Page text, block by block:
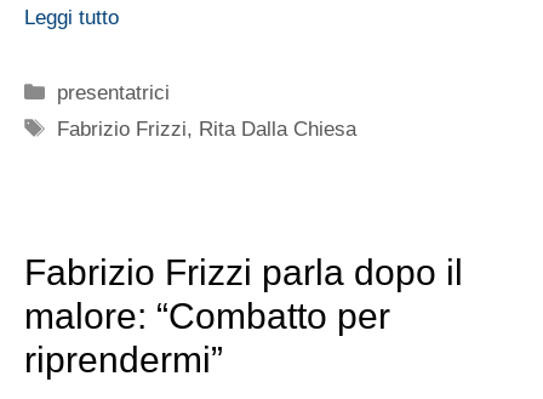
Leggi tutto
Categorie
presentatrici
Tag
Fabrizio Frizzi, Rita Dalla Chiesa
Fabrizio Frizzi parla dopo il
malore: “Combatto per
riprendermi”